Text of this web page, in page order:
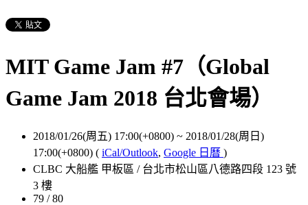
MIT Game Jam #7（Global
Game Jam 2018 台北會場）
2018/01/26(周五) 17:00(+0800) ~ 2018/01/28(周日)
17:00(+0800) ( iCal/Outlook, Google 日曆 )
CLBC 大船艦 甲板區 / 台北市松山區八德路四段 123 號
3 樓
79 / 80